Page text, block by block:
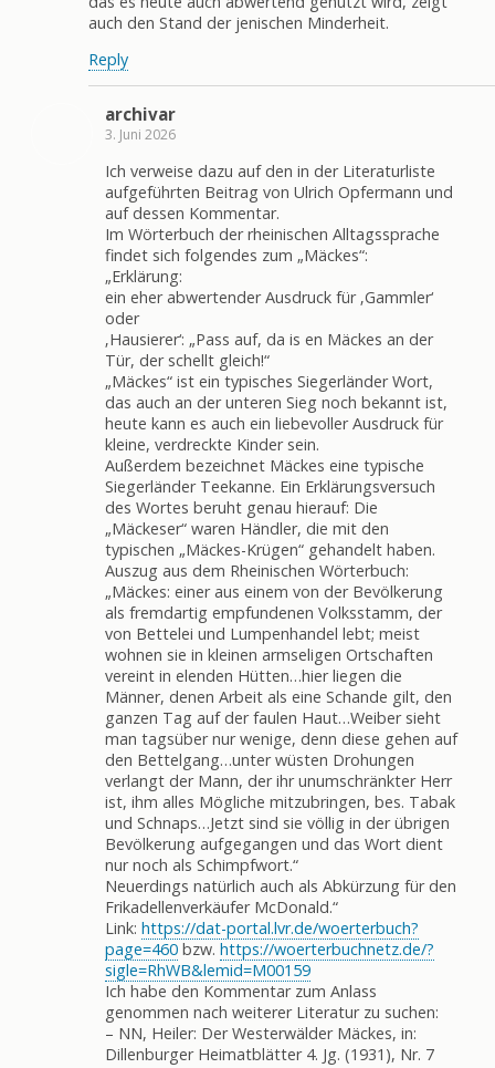
auch den Stand der jenischen Minderheit.
Reply
archivar
3. Juni 2026
Ich verweise dazu auf den in der Literaturliste
aufgeführten Beitrag von Ulrich Opfermann und
auf dessen Kommentar.
Im Wörterbuch der rheinischen Alltagssprache
findet sich folgendes zum „Mäckes“:
„Erklärung:
ein eher abwertender Ausdruck für ‚Gammler‘
oder
‚Hausierer‘: „Pass auf, da is en Mäckes an der
Tür, der schellt gleich!“
„Mäckes“ ist ein typisches Siegerländer Wort,
das auch an der unteren Sieg noch bekannt ist,
heute kann es auch ein liebevoller Ausdruck für
kleine, verdreckte Kinder sein.
Außerdem bezeichnet Mäckes eine typische
Siegerländer Teekanne. Ein Erklärungsversuch
des Wortes beruht genau hierauf: Die
„Mäckeser“ waren Händler, die mit den
typischen „Mäckes-Krügen“ gehandelt haben.
Auszug aus dem Rheinischen Wörterbuch:
„Mäckes: einer aus einem von der Bevölkerung
als fremdartig empfundenen Volksstamm, der
von Bettelei und Lumpenhandel lebt; meist
wohnen sie in kleinen armseligen Ortschaften
vereint in elenden Hütten…hier liegen die
Männer, denen Arbeit als eine Schande gilt, den
ganzen Tag auf der faulen Haut…Weiber sieht
man tagsüber nur wenige, denn diese gehen auf
den Bettelgang…unter wüsten Drohungen
verlangt der Mann, der ihr unumschränkter Herr
ist, ihm alles Mögliche mitzubringen, bes. Tabak
und Schnaps…Jetzt sind sie völlig in der übrigen
Bevölkerung aufgegangen und das Wort dient
nur noch als Schimpfwort.“
Neuerdings natürlich auch als Abkürzung für den
Frikadellenverkäufer McDonald.“
Link: https://dat-portal.lvr.de/woerterbuch?
page=460 bzw. https://woerterbuchnetz.de/?
sigle=RhWB&lemid=M00159
Ich habe den Kommentar zum Anlass
genommen nach weiterer Literatur zu suchen:
– NN, Heiler: Der Westerwälder Mäckes, in:
Dillenburger Heimatblätter 4. Jg. (1931), Nr. 7